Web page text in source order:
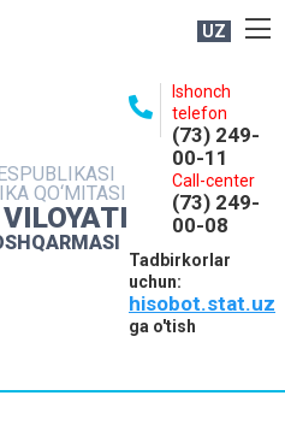
UZ
QO‘MITASI
Ishonch
telefon
(73) 249-
00-11
Call-center
(73) 249-
00-08
Tadbirkorlar
uchun:
hisobot.stat.uz
ga o'tish
XIZMATLAR
XIZMATI